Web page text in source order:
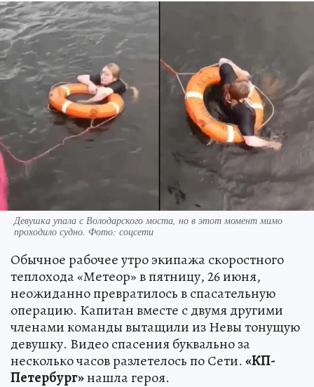
Девушка упала с Володарского моста, но в этот момент мимо
проходило судно. Фото: соцсети
Обычное рабочее утро экипажа скоростного
теплохода «Метеор» в пятницу, 26 июня,
неожиданно превратилось в спасательную
операцию. Капитан вместе с двумя другими
членами команды вытащили из Невы тонущую
девушку. Видео спасения буквально за
несколько часов разлетелось по Сети. «КП-
Петербург»нашла героя.